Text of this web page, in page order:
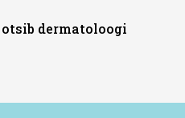
dermatoloogi